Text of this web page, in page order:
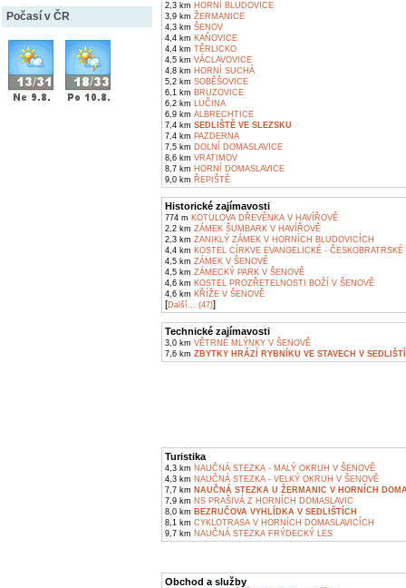
Počasí v ČR
2,3 km HORNÍ BLUDOVICE
3,9 km ŽERMANICE
4,3 km ŠENOV
4,4 km KAŇOVICE
4,4 km TĚRLICKO
4,5 km VÁCLAVOVICE
4,8 km HORNÍ SUCHÁ
5,2 km SOBĚŠOVICE
6,1 km BRUZOVICE
6,2 km LUČINA
6,9 km ALBRECHTICE
7,4 km SEDLIŠTĚ VE SLEZSKU
7,4 km PAZDERNA
7,5 km DOLNÍ DOMASLAVICE
8,6 km VRATIMOV
8,7 km HORNÍ DOMASLAVICE
9,0 km ŘEPIŠTĚ
Historické zajímavosti
774 m KOTULOVA DŘEVĚNKA V HAVÍŘOVĚ
2,2 km ZÁMEK ŠUMBARK V HAVÍŘOVĚ
2,3 km ZANIKLÝ ZÁMEK V HORNÍCH BLUDOVICÍCH
4,4 km KOSTEL CÍRKVE EVANGELICKÉ - ČESKOBRATRSKÉ
4,5 km ZÁMEK V ŠENOVĚ
4,5 km ZÁMECKÝ PARK V ŠENOVĚ
4,6 km KOSTEL PROZŘETELNOSTI BOŽÍ V ŠENOVĚ
4,6 km KŘÍŽE V ŠENOVĚ
[Další... (47)]
Technické zajímavosti
3,0 km VĚTRNÉ MLÝNKY V ŠENOVĚ
7,6 km ZBYTKY HRÁZÍ RYBNÍKU VE STAVECH V
Turistika
4,3 km NAUČNÁ STEZKA - MALÝ OKRUH V ŠENOVĚ
4,3 km NAUČNÁ STEZKA - VELKÝ OKRUH V ŠENOVĚ
7,7 km NAUČNÁ STEZKA U ŽERMANIC V HORNÍCH
7,9 km NS PRAŠIVÁ Z HORNÍCH DOMASLAVIC
8,0 km BEZRUČOVA VYHLÍDKA V SEDLIŠTÍCH
8,1 km CYKLOTRASA V HORNÍCH DOMASLAVICÍCH
9,7 km NAUČNÁ STEZKA FRÝDECKÝ LES
Obchod a služby